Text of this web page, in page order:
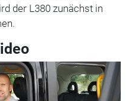
der L380 zunächst in